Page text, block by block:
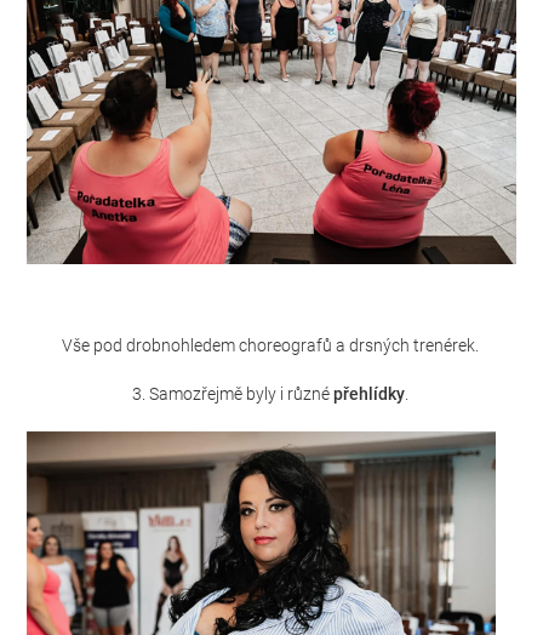
Vše pod drobnohledem choreografů a drsných trenérek.
3. Samozřejmě byly i různépřehlídky.